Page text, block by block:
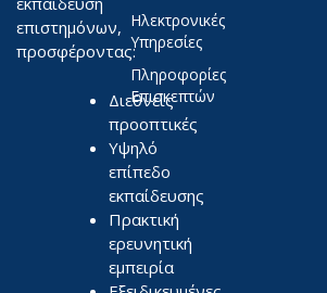
επιστημόνων,
προσφέροντας:
Διεθνείς
προοπτικές
Υψηλό
επίπεδο
εκπαίδευσης
Πρακτική
ερευνητική
εμπειρία
Ηλεκτρονικές
Υπηρεσίες
Πληροφορίες
Επισκεπτών